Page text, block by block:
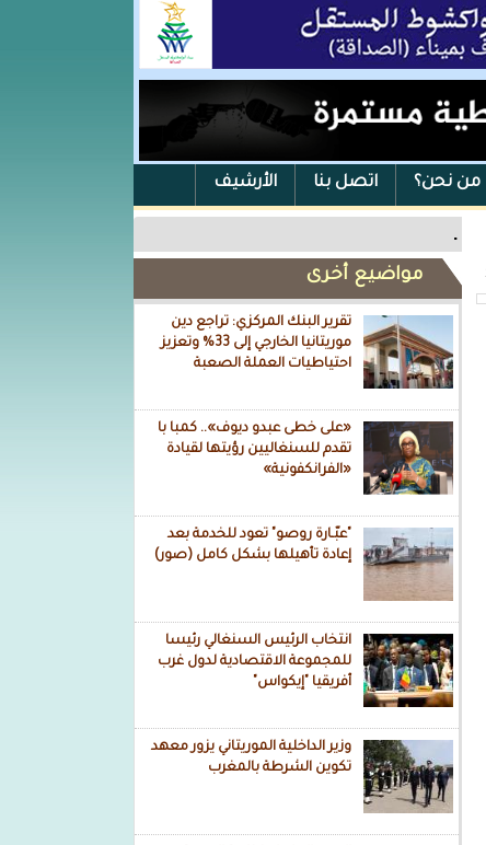
من نحن؟ اتصل بنا الأرشيف
.
مواضيع أخرى
تقرير البنك المركزي: تراجع دين
موريتانيا الخارجي إلى 33% وتعزيز
احتياطيات العملة الصعبة
«على خطى عبدو ديوف».. كمبا با
تقدم للسنغاليين رؤيتها لقيادة
«الفرانكفونية»
"عبّـارة روصو" تعود للخدمة بعد
إعادة تأهيلها بشكل كامل (صور)
انتخاب الرئيس السنغالي رئيسا
للمجموعة الاقتصادية لدول غرب
أفريقيا "إيكواس"
وزير الداخلية الموريتاني يزور معهد
تكوين الشرطة بالمغرب